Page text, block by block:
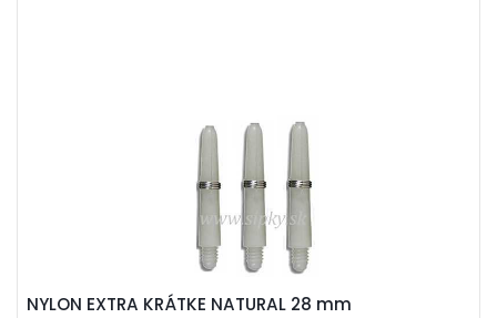
NYLON EXTRA KRÁTKE NATURAL 28 mm